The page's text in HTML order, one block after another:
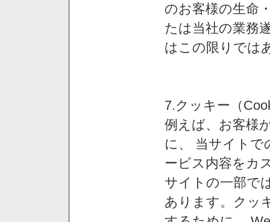
のお客様の生命
たは当社の業務
はこの限りでは
7.クッキー（
例えば、お客様
に、 当サイトで
ービス内容をカ
サイトの一部で
あります。クッ